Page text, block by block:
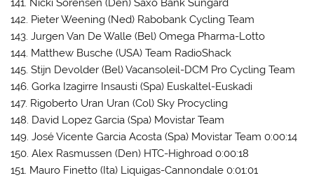
141. Nicki Sörensen (Den) Saxo Bank Sungard
142. Pieter Weening (Ned) Rabobank Cycling Team
143. Jurgen Van De Walle (Bel) Omega Pharma-Lotto
144. Matthew Busche (USA) Team RadioShack
145. Stijn Devolder (Bel) Vacansoleil-DCM Pro Cycling Team
146. Gorka Izagirre Insausti (Spa) Euskaltel-Euskadi
147. Rigoberto Uran Uran (Col) Sky Procycling
148. David Lopez Garcia (Spa) Movistar Team
149. José Vicente Garcia Acosta (Spa) Movistar Team 0:00:14
150. Alex Rasmussen (Den) HTC-Highroad 0:00:18
151. Mauro Finetto (Ita) Liquigas-Cannondale 0:01:01